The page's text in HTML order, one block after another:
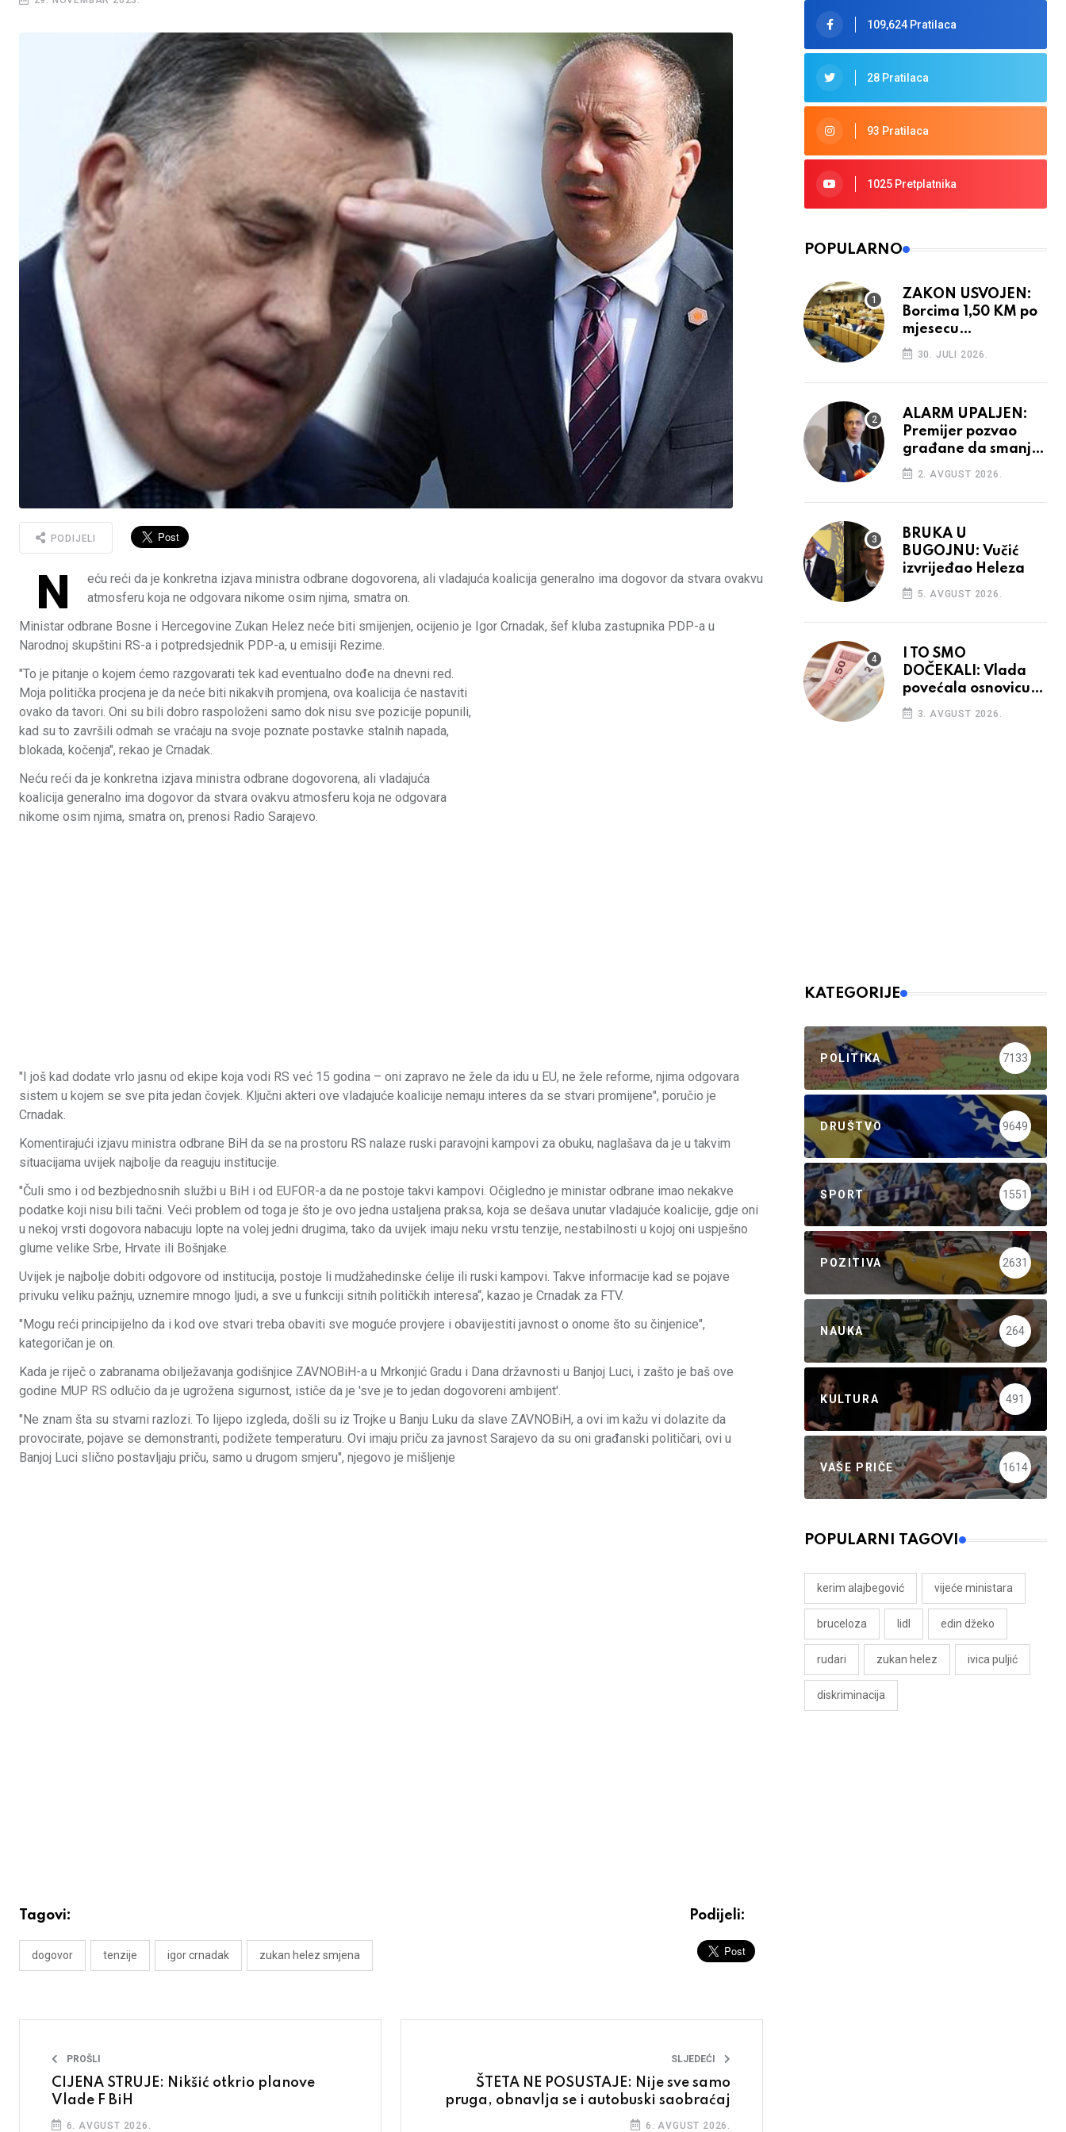
PODIJELI
N
eću reći da je konkretna izjava ministra odbrane dogovorena, ali vladajuća koalicija generalno ima dogovor da stvara ovakvu
atmosferu koja ne odgovara nikome osim njima, smatra on.
Ministar odbrane Bosne i Hercegovine Zukan Helez neće biti smijenjen, ocijenio je Igor Crnadak, šef kluba zastupnika PDP-a u
Narodnoj skupštini RS-a i potpredsjednik PDP-a, u emisiji Rezime.
"To je pitanje o kojem ćemo razgovarati tek kad eventualno dođe na dnevni red.
Moja politička procjena je da neće biti nikakvih promjena, ova koalicija će nastaviti
ovako da tavori. Oni su bili dobro raspoloženi samo dok nisu sve pozicije popunili,
kad su to završili odmah se vraćaju na svoje poznate postavke stalnih napada,
blokada, kočenja", rekao je Crnadak.
Neću reći da je konkretna izjava ministra odbrane dogovorena, ali vladajuća
koalicija generalno ima dogovor da stvara ovakvu atmosferu koja ne odgovara
nikome osim njima, smatra on, prenosi Radio Sarajevo.
"I još kad dodate vrlo jasnu od ekipe koja vodi RS već 15 godina – oni zapravo ne žele da idu u EU, ne žele reforme, njima odgovara
sistem u kojem se sve pita jedan čovjek. Ključni akteri ove vladajuće koalicije nemaju interes da se stvari promijene", poručio je
Crnadak.
Komentirajući izjavu ministra odbrane BiH da se na prostoru RS nalaze ruski paravojni kampovi za obuku, naglašava da je u takvim
situacijama uvijek najbolje da reaguju institucije.
"Čuli smo i od bezbjednosnih službi u BiH i od EUFOR-a da ne postoje takvi kampovi. Očigledno je ministar odbrane imao nekakve
podatke koji nisu bili tačni. Veći problem od toga je što je ovo jedna ustaljena praksa, koja se dešava unutar vladajuće koalicije, gdje oni
u nekoj vrsti dogovora nabacuju lopte na volej jedni drugima, tako da uvijek imaju neku vrstu tenzije, nestabilnosti u kojoj oni uspješno
glume velike Srbe, Hrvate ili Bošnjake.
Uvijek je najbolje dobiti odgovore od institucija, postoje li mudžahedinske ćelije ili ruski kampovi. Takve informacije kad se pojave
privuku veliku pažnju, uznemire mnogo ljudi, a sve u funkciji sitnih političkih interesa“, kazao je Crnadak za FTV.
"Mogu reći principijelno da i kod ove stvari treba obaviti sve moguće provjere i obavijestiti javnost o onome što su činjenice",
kategoričan je on.
Kada je riječ o zabranama obilježavanja godišnjice ZAVNOBiH-a u Mrkonjić Gradu i Dana državnosti u Banjoj Luci, i zašto je baš ove
godine MUP RS odlučio da je ugrožena sigurnost, ističe da je 'sve je to jedan dogovoreni ambijent'.
"Ne znam šta su stvarni razlozi. To lijepo izgleda, došli su iz Trojke u Banju Luku da slave ZAVNOBiH, a ovi im kažu vi dolazite da
provocirate, pojave se demonstranti, podižete temperaturu. Ovi imaju priču za javnost Sarajevo da su oni građanski političari, ovi u
Banjoj Luci slično postavljaju priču, samo u drugom smjeru", njegovo je mišljenje
Tagovi:
dogovor tenzije igor crnadak zukan helez smjena
Podijeli:
PROŠLI
CIJENA STRUJE: Nikšić otkrio planove
Vlade F BiH
6. AVGUST 2026.
SLJEDEĆI
ŠTETA NE POSUSTAJE: Nije sve samo
pruga, obnavlja se i autobuski saobraćaj
6. AVGUST 2026.
109,624 Pratilaca
28 Pratilaca
93 Pratilaca
1025 Pretplatnika
POPULARNO
ZAKON USVOJEN:
Borcima 1,50 KM po
mjesecu
provedenom u ratu
30. JULI 2026.
ALARM UPALJEN:
Premijer pozvao
građane da smanje
potrošnju struje
2. AVGUST 2026.
BRUKA U
BUGOJNU: Vučić
izvrijeđao Heleza
5. AVGUST 2026.
I TO SMO
DOČEKALI: Vlada
povećala osnovicu
za obračun plaća
budžetskim
3. AVGUST 2026.
KATEGORIJE
POLITIKA 7133
DRUŠTVO 9649
SPORT 1551
POZITIVA 2631
NAUKA 264
KULTURA 491
VAŠE PRIČE 1614
POPULARNI TAGOVI
kerim alajbegović vijeće ministara
bruceloza lidl edin džeko
rudari zukan helez ivica puljić
diskriminacija